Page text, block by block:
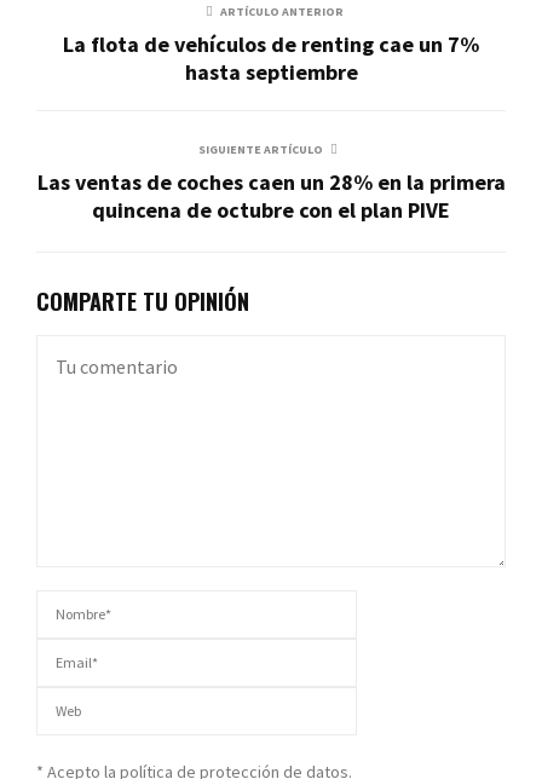
ARTÍCULO ANTERIOR
La flota de vehículos de renting cae un 7%
hasta septiembre
SIGUIENTE ARTÍCULO
Las ventas de coches caen un 28% en la primera
quincena de octubre con el plan PIVE
COMPARTE TU OPINIÓN
* Acepto la política de protección de datos.